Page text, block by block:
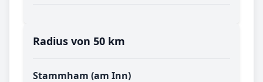
Radius von 50 km
Stammham (am Inn)